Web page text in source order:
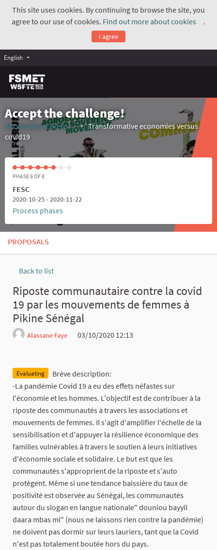
This site uses cookies. By continuing to browse the site, you
agree to our use of cookies. Find out more about cookies
.
I agree
English
Accept the challenge!
#AceptamosElReto
(External link)
Transformative economies versus
covid19
PHASE 6 OF 8
FESC
2020-10-25 - 2020-11-22
Process phases
PROPOSALS
Back to list
Riposte communautaire contre la covid
19 par les mouvements de femmes à
Pikine Sénégal
Alassane Faye
03/10/2020 12:13
Evaluating
Brève description:
-La pandémie Covid 19 a eu des effets néfastes sur
l'économie et les hommes. L'objectif est de contribuer à la
riposte des communautés à travers les associations et
mouvements de femmes. Il s'agit d'amplifier l'échelle de la
sensibilisation et d'appuyer la résilience économique des
familles vulnérables à travers le soutien à leurs initiatives
d'économie sociale et solidaire. Le but est que les
communautés s'approprient de la riposte et s'auto
protègent. Même si une tendance baissière du taux de
positivité est observée au Sénégal, les communautés
autour du slogan en langue nationale" douniou bayyil
daara mbas mi" (nous ne laissons rien contre la pandémie)
ne doivent pas dormir sur leurs lauriers, tant que la Covid
n'est pas totalement boutée hors du pays.